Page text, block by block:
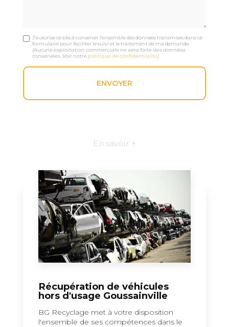
J'autorise ce site à conserver l'ensemble des données transmises dans ce
formulaire pour faciliter le suivi et le traitement de ma demande.
(Aucune exploitation commerciale ne sera faite des données
conservées. Voir notrepolitique de confidentialité)
En savoir +
Récupération de véhicules
hors d'usage Goussainville
BG Recyclage met à votre disposition
l'ensemble de ses compétences dans le